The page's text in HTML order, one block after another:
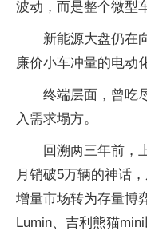
波动，而是整个微型
新能源大盘仍在
廉价小车冲量的电动
终端层面，曾吃
入需求塌方。
回溯两三年前，
月销破5万辆的神话
增量市场转为存量博
Lumin、吉利熊猫